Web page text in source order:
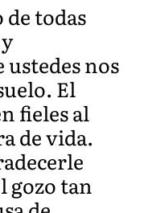
todas
nos
El
fieles al
de vida.
gozo tan